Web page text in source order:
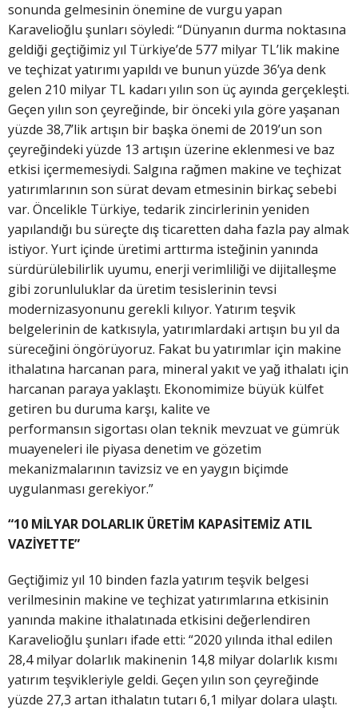
sonunda gelmesinin önemine de vurgu yapan
Karavelioğlu şunları söyledi: “Dünyanın durma noktasına
geldiği geçtiğimiz yıl Türkiye’de 577 milyar TL’lik makine
ve teçhizat yatırımı yapıldı ve bunun yüzde 36’ya denk
gelen 210 milyar TL kadarı yılın son üç ayında gerçekleşti.
Geçen yılın son çeyreğinde, bir önceki yıla göre yaşanan
yüzde 38,7’lik artışın bir başka önemi de 2019’un son
çeyreğindeki yüzde 13 artışın üzerine eklenmesi ve baz
etkisi içermemesiydi. Salgına rağmen makine ve teçhizat
yatırımlarının son sürat devam etmesinin birkaç sebebi
var. Öncelikle Türkiye, tedarik zincirlerinin yeniden
yapılandığı bu süreçte dış ticaretten daha fazla pay almak
istiyor. Yurt içinde üretimi arttırma isteğinin yanında
sürdürülebilirlik uyumu, enerji verimliliği ve dijitalleşme
gibi zorunluluklar da üretim tesislerinin tevsi
modernizasyonunu gerekli kılıyor. Yatırım teşvik
belgelerinin de katkısıyla, yatırımlardaki artışın bu yıl da
süreceğini öngörüyoruz. Fakat bu yatırımlar için makine
ithalatına harcanan para, mineral yakıt ve yağ ithalatı için
harcanan paraya yaklaştı. Ekonomimize büyük külfet
getiren bu duruma karşı, kalite ve
performansın sigortası olan teknik mevzuat ve gümrük
muayeneleri ile piyasa denetim ve gözetim
mekanizmalarının tavizsiz ve en yaygın biçimde
uygulanması gerekiyor.”
“10 MİLYAR DOLARLIK ÜRETİM KAPASİTEMİZ ATIL
VAZİYETTE”
Geçtiğimiz yıl 10 binden fazla yatırım teşvik belgesi
verilmesinin makine ve teçhizat yatırımlarına etkisinin
yanında makine ithalatınada etkisini değerlendiren
Karavelioğlu şunları ifade etti: “2020 yılında ithal edilen
28,4 milyar dolarlık makinenin 14,8 milyar dolarlık kısmı
yatırım teşvikleriyle geldi. Geçen yılın son çeyreğinde
yüzde 27,3 artan ithalatın tutarı 6,1 milyar dolara ulaştı.